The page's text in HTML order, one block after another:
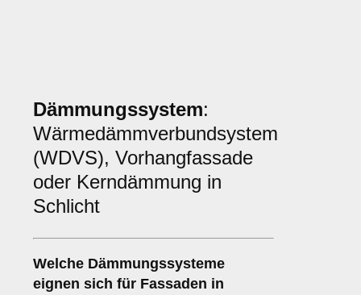
Dämmungssystem:
Wärmedämmverbundsystem
(WDVS), Vorhangfassade
oder Kerndämmung in
Schlicht
Welche Dämmungssysteme
eignen sich für Fassaden in